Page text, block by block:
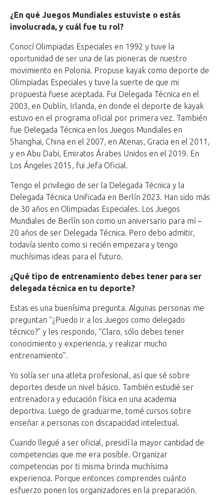
¿En qué Juegos Mundiales estuviste o estás
involucrada, y cuál fue tu rol?
Conocí Olimpiadas Especiales en 1992 y tuve la
oportunidad de ser una de las pioneras de nuestro
movimiento en Polonia. Propuse kayak como deporte de
Olimpiadas Especiales y tuve la suerte de que mi
propuesta fuese aceptada. Fui Delegada Técnica en el
2003, en Dublín, Irlanda, en donde el deporte de kayak
estuvo en el programa oficial por primera vez. También
fue Delegada Técnica en los Juegos Mundiales en
Shanghai, China en el 2007, en Atenas, Gracia en el 2011,
y en Abu Dabi, Emiratos Árabes Unidos en el 2019. En
Los Ángeles 2015, fui Jefa Oficial.
Tengo el privilegio de ser la Delegada Técnica y la
Delegada Técnica Unificada en Berlín 2023. Han sido más
de 30 años en Olimpiadas Especiales. Los Juegos
Mundiales de Berlín son como un aniversario para mí –
20 años de ser Delegada Técnica. Pero debo admitir,
todavía siento como si recién empezara y tengo
muchísimas ideas para el futuro.
¿Qué tipo de entrenamiento debes tener para ser
delegada técnica en tu deporte?
Estas es una buenísima pregunta. Algunas personas me
preguntan “¿Puedo ir a los Juegos como delegado
técnico?” y les respondo, “Claro, sólo debes tener
conocimiento y experiencia, y realizar mucho
entrenamiento”.
Yo solía ser una atleta profesional, así que sé sobre
deportes desde un nivel básico. También estudié ser
entrenadora y educación física en una academia
deportiva. Luego de graduarme, tomé cursos sobre
enseñar a personas con discapacidad intelectual.
Cuando llegué a ser oficial, presidí la mayor cantidad de
competencias que me era posible. Organizar
competencias por ti misma brinda muchísima
experiencia. Porque entonces comprendes cuánto
esfuerzo ponen los organizadores en la preparación.